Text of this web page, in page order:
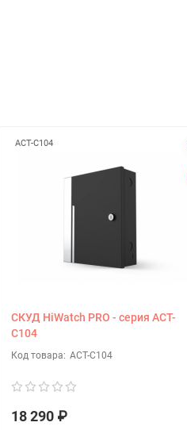
ACT-C104
СКУД HiWatch PRO - серия ACT-
C104
ACT-C104
18 290 ₽